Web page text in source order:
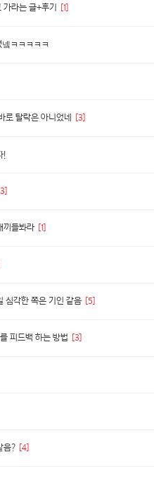
라는 글+후기 [1]
ㅋㅋㅋㅋㅋ
로 탈락은 아니었네 [3]
!
끼들봐라 [1]
심각한 쪽은 기인 같음 [5]
피드백 하는 방법 [3]
음? [4]